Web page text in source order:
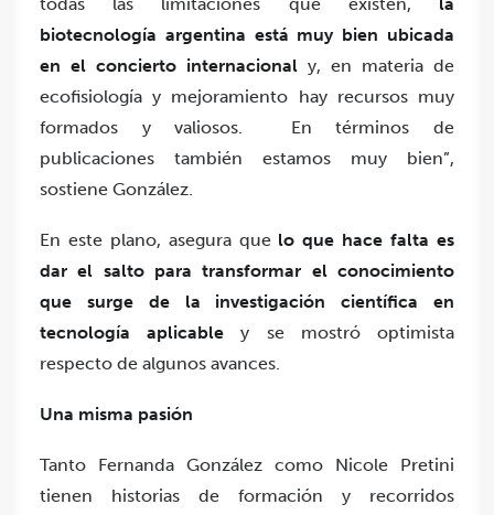
todas las limitaciones que existen, la
biotecnología argentina está muy bien ubicada
en el concierto internacional y, en materia de
ecofisiología y mejoramiento hay recursos muy
formados y valiosos. En términos de
publicaciones también estamos muy bien”,
sostiene González.
En este plano, asegura que lo que hace falta es
dar el salto para transformar el conocimiento
que surge de la investigación científica en
tecnología aplicable y se mostró optimista
respecto de algunos avances.
Una misma pasión
Tanto Fernanda González como Nicole Pretini
tienen historias de formación y recorridos